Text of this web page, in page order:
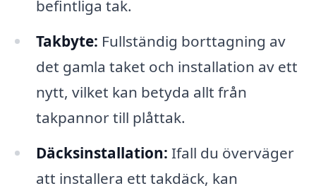
befintliga tak.
Takbyte: Fullständig borttagning av
det gamla taket och installation av ett
nytt, vilket kan betyda allt från
takpannor till plåttak.
Däcksinstallation: Ifall du överväger
att installera ett takdäck, kan